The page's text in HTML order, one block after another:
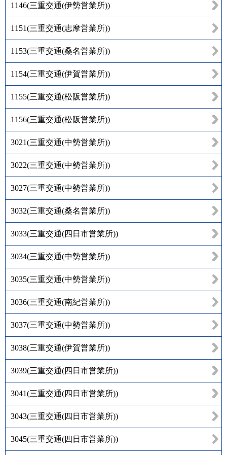
1146(三重交通(伊勢営業所))
1151(三重交通(志摩営業所))
1153(三重交通(桑名営業所))
1154(三重交通(伊賀営業所))
1155(三重交通(松阪営業所))
1156(三重交通(松阪営業所))
3021(三重交通(中勢営業所))
3022(三重交通(中勢営業所))
3027(三重交通(中勢営業所))
3032(三重交通(桑名営業所))
3033(三重交通(四日市営業所))
3034(三重交通(中勢営業所))
3035(三重交通(中勢営業所))
3036(三重交通(南紀営業所))
3037(三重交通(中勢営業所))
3038(三重交通(伊賀営業所))
3039(三重交通(四日市営業所))
3041(三重交通(四日市営業所))
3043(三重交通(四日市営業所))
3045(三重交通(四日市営業所))